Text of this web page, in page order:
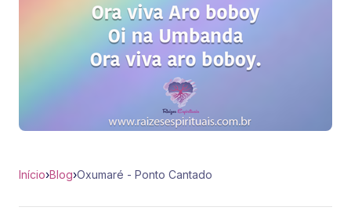
Início›Blog›Oxumaré - Ponto Cantado